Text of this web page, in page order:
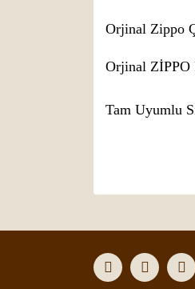
Orjinal Zippo
Orjinal ZİPPO
Tam Uyumlu
Ürün